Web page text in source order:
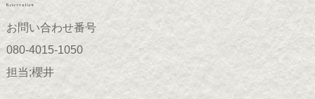
Reservation
お問い合わせ番号
080-4015-1050
担当;櫻井